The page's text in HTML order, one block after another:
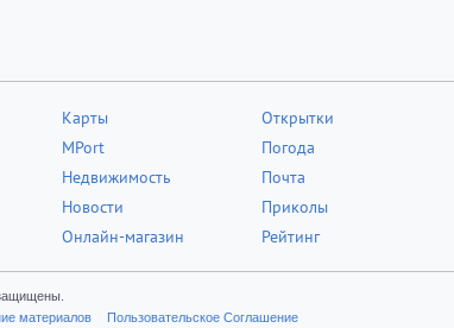
Карты
MPort
Недвижимость
Новости
Онлайн-магазин
Открытки
Погода
Почта
Приколы
Рейтинг
материалов
Пользовательское Соглашение